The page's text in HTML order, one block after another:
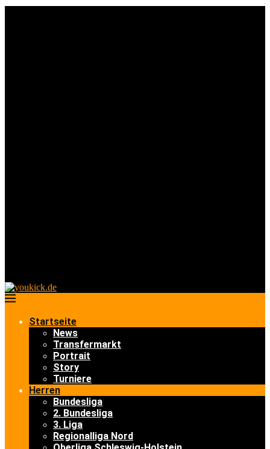
Startseite
News
Transfermarkt
Portrait
Story
Turniere
Herren
Bundesliga
2. Bundesliga
3. Liga
Regionalliga Nord